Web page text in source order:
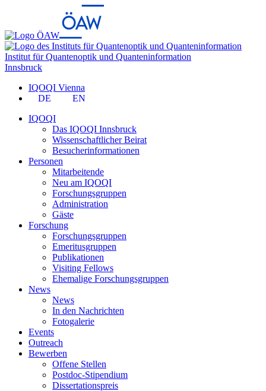
Institut für Quantenoptik und Quanteninformation
Innsbruck
IQOQI Vienna
DE
EN
IQOQI
Das IQOQI Innsbruck
Wissenschaftlicher Beirat
Besucherinformationen
Personen
Mitarbeitende
Neu am IQOQI
Forschungsgruppen
Administration
Gäste
Forschung
Forschungsgruppen
Emeritusgruppen
Publikationen
Visiting Fellows
Ehemalige Forschungsgruppen
News
News
In den Nachrichten
Fotogalerie
Events
Outreach
Bewerben
Offene Stellen
Postdoc-Stipendium
Dissertationspreis